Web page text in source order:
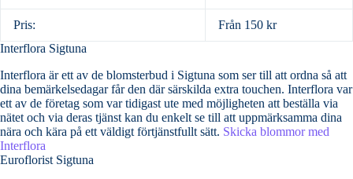
Pris:
Från 150 kr
Interflora Sigtuna
Interflora är ett av de blomsterbud i Sigtuna som ser till att ordna så att
dina bemärkelsedagar får den där särskilda extra touchen. Interflora var
ett av de företag som var tidigast ute med möjligheten att beställa via
nätet och via deras tjänst kan du enkelt se till att uppmärksamma dina
nära och kära på ett väldigt förtjänstfullt sätt. Skicka blommor med
Interflora
Euroflorist Sigtuna